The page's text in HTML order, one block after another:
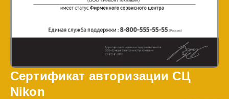
Сертификат авторизации СЦ
Nikon